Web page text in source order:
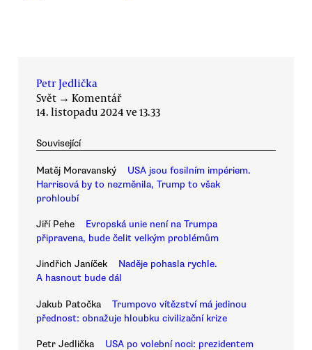
Petr Jedlička
Svět → Komentář
14. listopadu 2024 ve 13.33
Související
Matěj Moravanský
USA jsou fosilním impériem.
Harrisová by to nezměnila, Trump to však
prohloubí
Jiří Pehe
Evropská unie není na Trumpa
připravena, bude čelit velkým problémům
Jindřich Janíček
Naděje pohasla rychle.
A hasnout bude dál
Jakub Patočka
Trumpovo vítězství má jedinou
přednost: obnažuje hloubku civilizační krize
Petr Jedlička
USA po volební noci: prezidentem